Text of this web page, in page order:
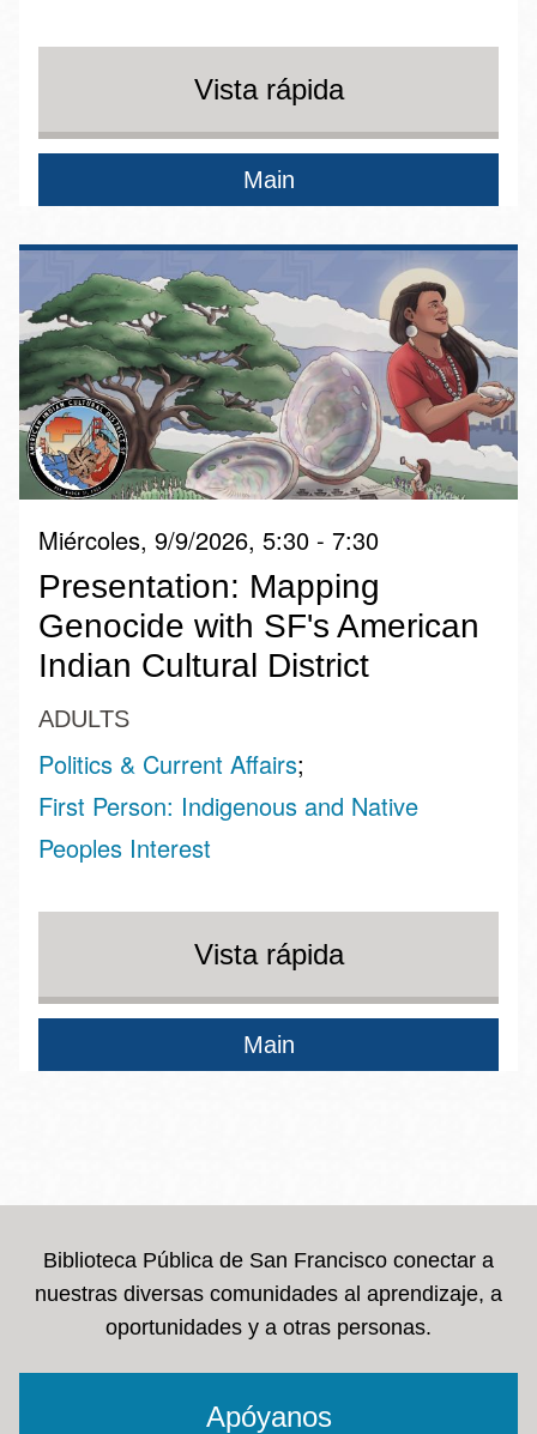
Vista rápida
Main
Miércoles, 9/9/2026, 5:30 - 7:30
Presentation: Mapping
Genocide with SF's American
Indian Cultural District
ADULTS
Politics & Current Affairs
First Person: Indigenous and Native
Peoples Interest
Vista rápida
Main
Biblioteca Pública de San Francisco conectar a
nuestras diversas comunidades al aprendizaje, a
oportunidades y a otras personas.
Apóyanos